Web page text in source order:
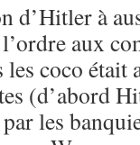
d’Hitler à
aux
les coco
(d’abord
les